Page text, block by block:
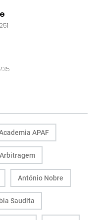
251
APAF
António Nobre
Saudita